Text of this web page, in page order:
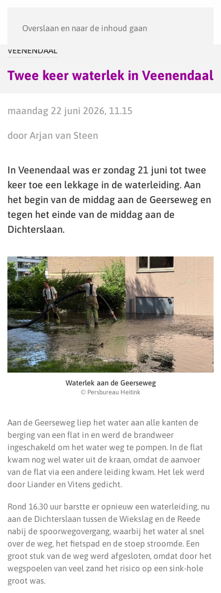
Overslaan en naar de inhoud gaan
VEENENDAAL
Twee keer waterlek in Veenendaal
maandag 22 juni 2026, 11.15
door Arjan van Steen
In Veenendaal was er zondag 21 juni tot twee
keer toe een lekkage in de waterleiding. Aan
het begin van de middag aan de Geerseweg en
tegen het einde van de middag aan de
Dichterslaan.
Waterlek aan de Geerseweg
© Persbureau Heitink
Aan de Geerseweg liep het water aan alle kanten de
berging van een flat in en werd de brandweer
ingeschakeld om het water weg te pompen. In de flat
kwam nog wel water uit de kraan, omdat de aanvoer
van de flat via een andere leiding kwam. Het lek werd
door Liander en Vitens gedicht.
Rond 16.30 uur barstte er opnieuw een waterleiding, nu
aan de Dichterslaan tussen de Wiekslag en de Reede
nabij de spoorwegovergang, waarbij het water al snel
over de weg, het fietspad en de stoep stroomde. Een
groot stuk van de weg werd afgesloten, omdat door het
wegspoelen van veel zand het risico op een sink-hole
groot was.